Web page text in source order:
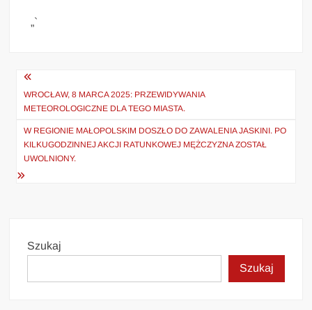
„`
Nawigacja
wpisu
WROCŁAW, 8 MARCA 2025: PRZEWIDYWANIA
METEOROLOGICZNE DLA TEGO MIASTA.
W REGIONIE MAŁOPOLSKIM DOSZŁO DO ZAWALENIA JASKINI. PO
KILKUGODZINNEJ AKCJI RATUNKOWEJ MĘŻCZYZNA ZOSTAŁ
UWOLNIONY.
Szukaj
Szukaj